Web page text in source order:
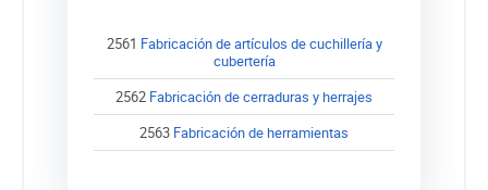
2561 Fabricación de artículos de cuchillería y
cubertería
2562 Fabricación de cerraduras y herrajes
2563 Fabricación de herramientas